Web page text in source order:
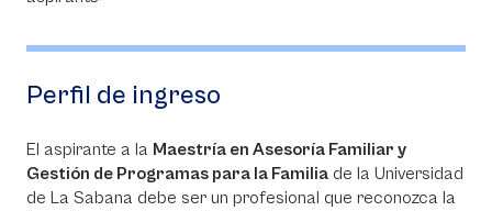
Perfil de ingreso
El aspirante a la Maestría en Asesoría Familiar y
Gestión de Programas para la Familia de la Universidad
de La Sabana debe ser un profesional que reconozca la